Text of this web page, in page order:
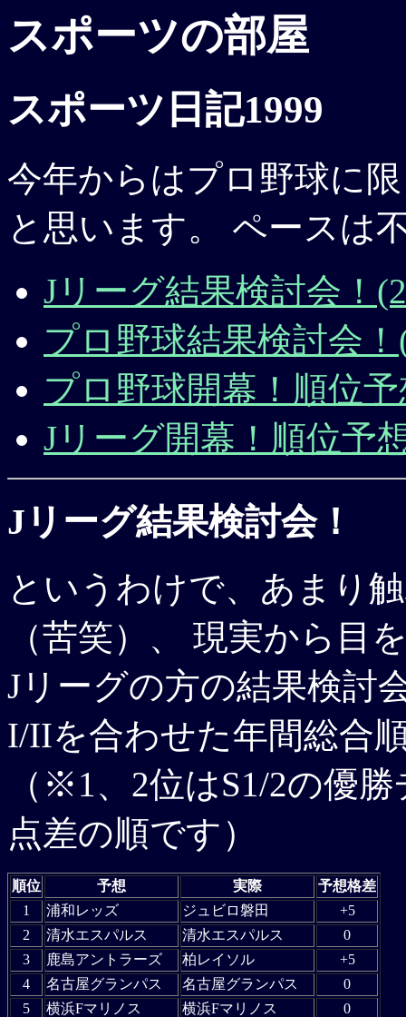
スポーツの部屋
スポーツ日記1999
今年からはプロ野球に
と思います。 ペースは
Jリーグ結果検討会！
プロ野球結果検討会！
プロ野球開幕！順位予
Jリーグ開幕！順位予
Jリーグ結果検討会！
というわけで、あまり
（苦笑）、 現実から目
Jリーグの方の結果検討
I/IIを合わせた年間総合
（※1、2位はS1/2の優
点差の順です）
順位 予想 実際
予想格差
1
浦和レッズ ジュビロ磐田
+5
2
清水エスパルス 清水エスパルス
0
3
鹿島アントラーズ 柏レイソル
+5
4
名古屋グランパス 名古屋グランパス
0
5
横浜Fマリノス 横浜Fマリノス
0